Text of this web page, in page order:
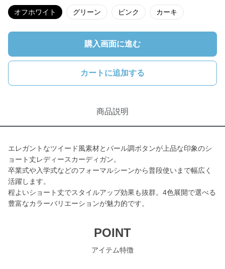
オフホワイト グリーン ピンク カーキ
購入画面に進む
カートに追加する
商品説明
エレガントなツイード風素材とパール調ボタンが上品な印象のシ
ョート丈レディースカーディガン。
卒業式や入学式などのフォーマルシーンから普段使いまで幅広く
活躍します。
程よいショート丈でスタイルアップ効果も抜群。4色展開で選べる
豊富なカラーバリエーションが魅力的です。
POINT
アイテム特徴